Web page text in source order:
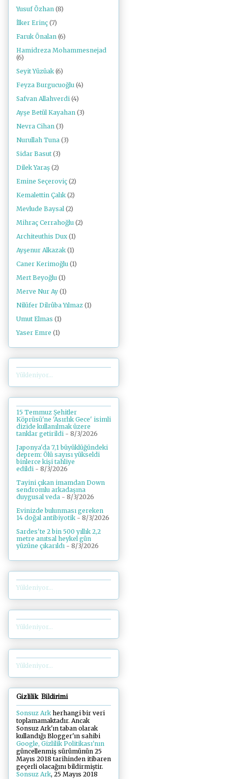
Yusuf Özhan (8)
İlker Erinç (7)
Faruk Önalan (6)
Hamidreza Mohammesnejad
(6)
Seyit Yüzüak (6)
Feyza Burgucuoğlu (4)
Safvan Allahverdi (4)
Ayşe Betül Kayahan (3)
Nevra Cihan (3)
Nurullah Tuna (3)
Sidar Basut (3)
Dilek Yaraş (2)
Emine Seçeroviç (2)
Kemalettin Çalık (2)
Mevlude Baysal (2)
Mihraç Cerrahoğlu (2)
Architeuthis Dux (1)
Ayşenur Alkazak (1)
Caner Kerimoğlu (1)
Mert Beyoğlu (1)
Merve Nur Ay (1)
Nilüfer Dilrûba Yılmaz (1)
Umut Elmas (1)
Yaser Emre (1)
Yükleniyor...
15 Temmuz Şehitler
Köprüsü'ne 'Asırlık Gece' isimli
dizide kullanılmak üzere
tanklar getirildi - 8/3/2026
Japonya'da 7,1 büyüklüğündeki
deprem: Ölü sayısı yükseldi
binlerce kişi tahliye
edildi - 8/3/2026
Tayini çıkan imamdan Down
sendromlu arkadaşına
duygusal veda - 8/3/2026
Evinizde bulunması gereken
14 doğal antibiyotik - 8/3/2026
Sardes'te 2 bin 500 yıllık 2,2
metre anıtsal heykel gün
yüzüne çıkarıldı - 8/3/2026
Yükleniyor...
Yükleniyor...
Yükleniyor...
Gizlilik Bildirimi
Sonsuz Arkherhangi bir veri
toplamamaktadır. Ancak
Sonsuz Ark'ın taban olarak
kullandığı Blogger'ın sahibi
Google, Gizlilik Politikası'nın
güncellenmiş sürümünün 25
Mayıs 2018 tarihinden itibaren
geçerli olacağını bildirmiştir.
Sonsuz Ark, 25 Mayıs 2018